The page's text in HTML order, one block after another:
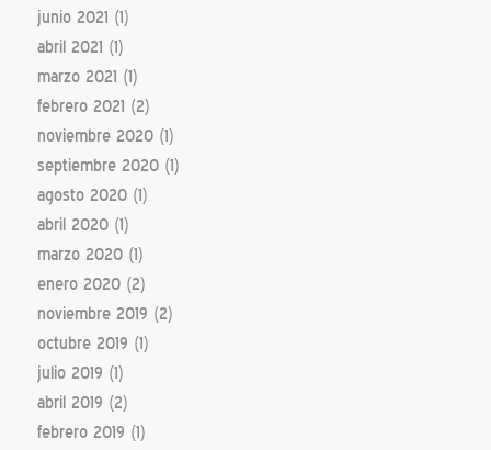
junio 2021 (1)
abril 2021 (1)
marzo 2021 (1)
febrero 2021 (2)
noviembre 2020(1)
septiembre 2020(1)
agosto 2020(1)
abril 2020(1)
marzo 2020(1)
enero 2020(2)
noviembre 2019 (2)
octubre 2019 (1)
julio 2019 (1)
abril 2019 (2)
febrero 2019 (1)